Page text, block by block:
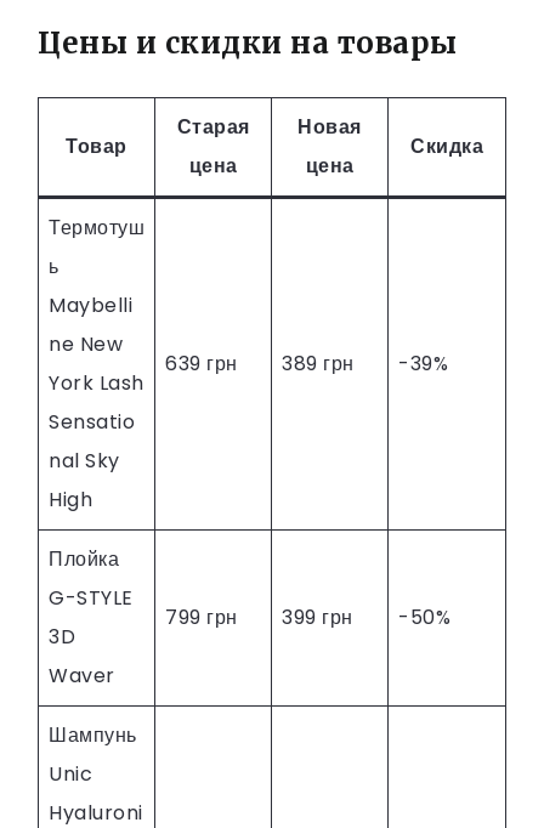
Цены и скидки на товары
Товар
Старая
цена
Новая
цена
Скидка
Термотуш
ь
Maybelli
ne New
York Lash
Sensatio
nal Sky
High
639 грн 389 грн -39%
Плойка
G-STYLE
3D
Waver
799 грн 399 грн -50%
Шампунь
Unic
Hyaluroni